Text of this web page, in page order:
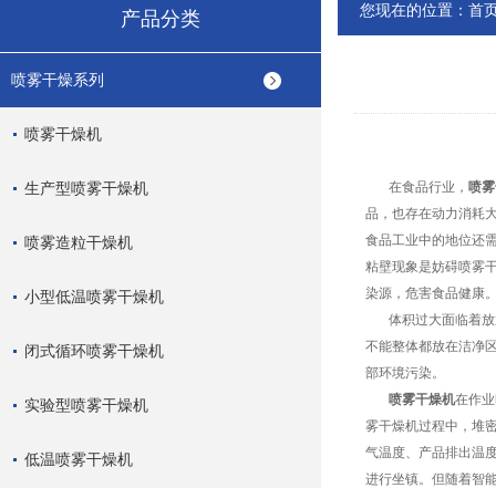
产品分类
喷雾干燥系列
喷雾干燥机
生产型喷雾干燥机
喷雾造粒干燥机
小型低温喷雾干燥机
闭式循环喷雾干燥机
实验型喷雾干燥机
低温喷雾干燥机
您现在的位置： 首
在食品行业， 喷
品，也存在动力消耗
食品工业中的地位还
粘壁现象是妨碍喷雾
染源，危害食品健康
体积过大面临着放
不能整体都放在洁净
部环境污染。
喷雾干燥机在作
雾干燥机过程中，堆
气温度、产品排出温
进行坐镇。但随着智